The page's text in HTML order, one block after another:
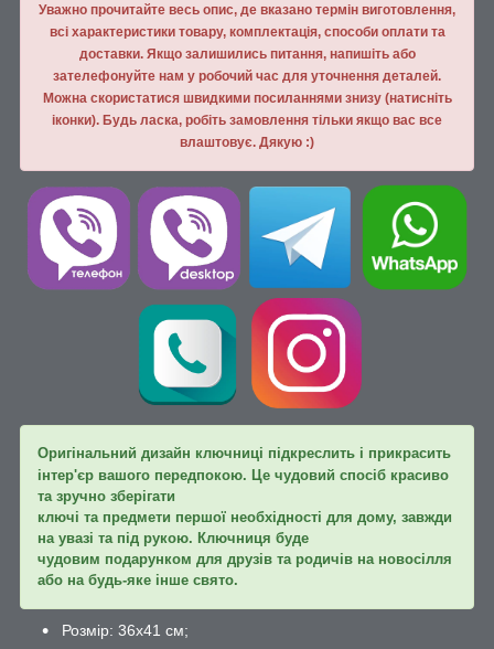
Уважно прочитайте весь опис, де вказано термін виготовлення,
всі характеристики товару, комплектація, способи оплати та
доставки. Якщо залишились питання, напишiть або
зателефонуйте нам у робочий час для уточнення деталей.
Можна скористатися швидкими посиланнями знизу (натисніть
іконки). Будь ласка, робiть замовлення тiльки якщо вас все
влаштовує. Дякую :)
Оригінальний дизайн ключниці підкреслить і прикрасить
інтер'єр вашого передпокою. Це чудовий спосіб красиво
та зручно зберігати
ключі та предмети першої необхідності для дому, завжди
на увазі та під рукою. Ключниця буде
чудовим подарунком для друзів та родичів на новосілля
або на будь-яке інше свято.
Розмір: 36х41 см;